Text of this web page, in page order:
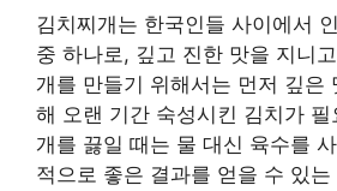
김치찌개는 한국인들 사이에서
중 하나로, 깊고 진한 맛을 지니
개를 만들기 위해서는 먼저 깊은
해 오랜 기간 숙성시킨 김치가 필
개를 끓일 때는 물 대신 육수를
적으로 좋은 결과를 얻을 수 있는